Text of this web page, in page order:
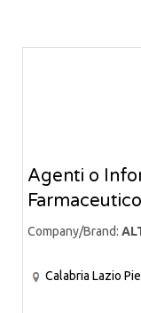
Agenti o
Company/Brand:
Calabria Lazio